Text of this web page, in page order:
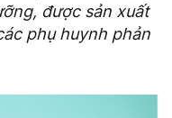
được sản xuất
phụ huynh phản